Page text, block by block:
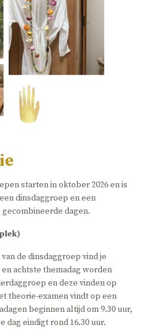
starten in oktober 2026 en is
dinsdaggroep en een
dagen.
de dinsdaggroep vind je
achtste themadag worden
en deze vinden op
theorie-examen vindt op een
beginnen altijd om 9.30 uur,
dag eindigt rond 16.30 uur.